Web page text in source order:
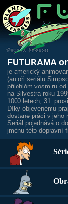
FUTURAMA
je americký
(autoři seriálu
přilehlém vesmíru
na Silvestra roku
1000 letech, 31.
Díky objevenému
dostane práci v jeho
Seriál pojednává o
jménu této dopravní